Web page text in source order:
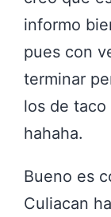
informo
pues con
terminar
los de taco
hahaha.
Bueno es
Culiacan